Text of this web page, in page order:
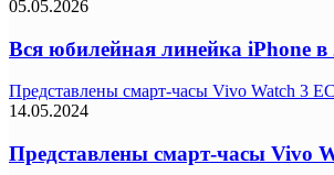
05.05.2026
Вся юбилейная линейка iPhone
Представлены смарт-часы Vivo Watch 3
14.05.2024
Представлены смарт-часы Vivo